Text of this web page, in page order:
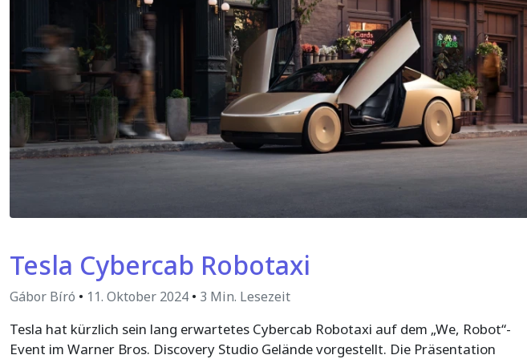
Tesla Cybercab Robotaxi
Gábor Bíró • 11. Oktober 2024 • 3 Min. Lesezeit
Tesla hat kürzlich sein lang erwartetes Cybercab Robotaxi auf dem „We, Robot“-
Event im Warner Bros. Discovery Studio Gelände vorgestellt. Die Präsentation